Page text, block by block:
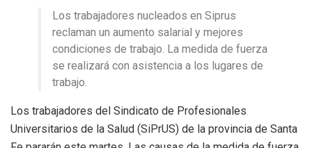
Los trabajadores nucleados en Siprus
reclaman un aumento salarial y mejores
condiciones de trabajo. La medida de fuerza
se realizará con asistencia a los lugares de
trabajo.
Los trabajadores del Sindicato de Profesionales
Universitarios de la Salud (SiPrUS) de la provincia de Santa